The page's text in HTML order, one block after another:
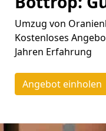
Umzug von
Kostenloses
Jahren Erfahrung
Angebot einholen